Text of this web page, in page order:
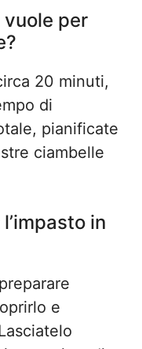
vuole per
20 minuti,
di
pianificate
ciambelle
in
e